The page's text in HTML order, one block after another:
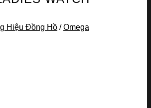
Hiệu Đồng Hồ / Omega